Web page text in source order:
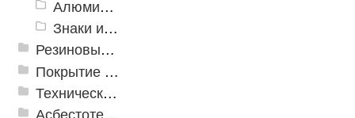
Алюминиевый профиль для ленты
Знаки из полистирола для разметки пола
Резиновые и ПВХ дорожки
Покрытие из резиновой крошки
Техническая резина
Асбестотехнические и теплоизоляционные материалы